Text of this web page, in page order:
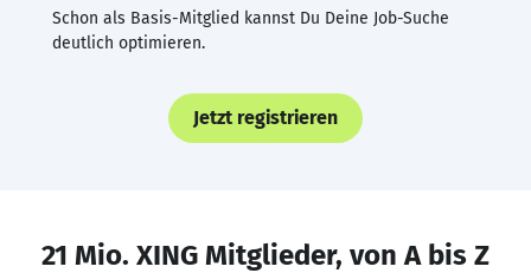
Schon als Basis-Mitglied kannst Du Deine Job-Suche
deutlich optimieren.
Jetzt registrieren
21 Mio. XING Mitglieder, von A bis Z